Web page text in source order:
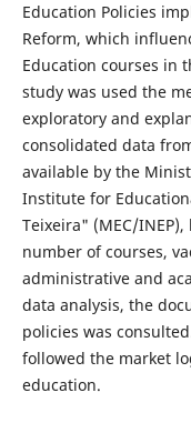
Education Policies
Reform, which
Education courses in
study was used the
exploratory and
consolidated data
available by the
Institute for
Teixeira" (MEC/
number of courses,
administrative and
data analysis, the
policies was
followed the market
education.